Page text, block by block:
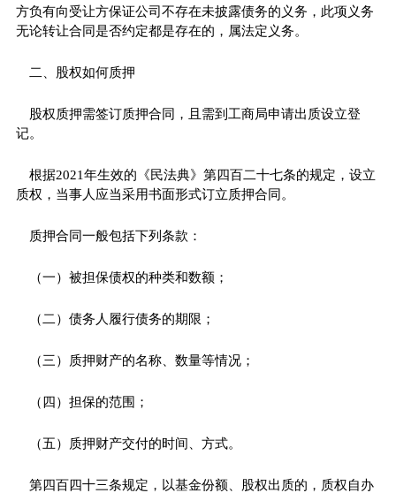
方负有向受让方保证公司不存在未披露债务的义务，此项义务
无论转让合同是否约定都是存在的，属法定义务。
二、股权如何质押
股权质押需签订质押合同，且需到工商局申请出质设立登
记。
根据2021年生效的《民法典》第四百二十七条的规定，设立
质权，当事人应当采用书面形式订立质押合同。
质押合同一般包括下列条款：
（一）被担保债权的种类和数额；
（二）债务人履行债务的期限；
（三）质押财产的名称、数量等情况；
（四）担保的范围；
（五）质押财产交付的时间、方式。
第四百四十三条规定，以基金份额、股权出质的，质权自办